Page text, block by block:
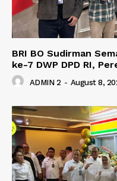
BRI BO Sudirman
ke-7 DWP DPD RI,
ADMIN 2 - August 8,